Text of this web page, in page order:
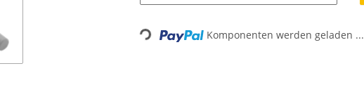
Loading... Komponenten werden geladen ...